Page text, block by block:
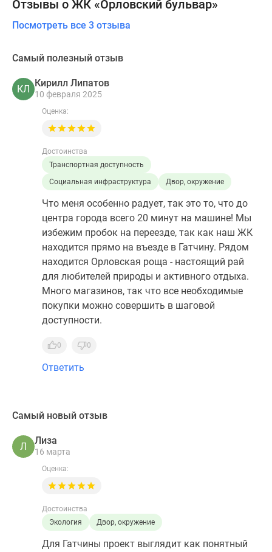
Отзывы о ЖК «Орловский бульвар»
Посмотреть все 3 отзыва
Самый полезный отзыв
КЛ
Кирилл Липатов
10 февраля 2025
Оценка:
Достоинства
Транспортная доступность
Социальная инфраструктура
Двор, окружение
Что меня особенно радует, так это то, что до
центра города всего 20 минут на машине! Мы
избежим пробок на переезде, так как наш ЖК
находится прямо на въезде в Гатчину. Рядом
находится Орловская роща - настоящий рай
для любителей природы и активного отдыха.
Много магазинов, так что все необходимые
покупки можно совершить в шаговой
доступности.
0 0
Ответить
Самый новый отзыв
Л
Лиза
16 марта
Оценка:
Достоинства
Экология
Двор, окружение
Для Гатчины проект выглядит как понятный